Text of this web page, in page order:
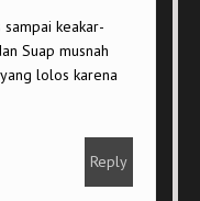
keakar-
Suap musnah
lolos karena
Reply